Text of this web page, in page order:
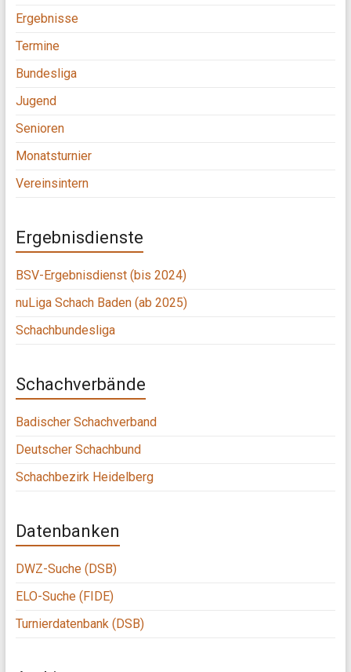
Ergebnisse
Termine
Bundesliga
Jugend
Senioren
Monatsturnier
Vereinsintern
Ergebnisdienste
BSV-Ergebnisdienst (bis 2024)
nuLiga Schach Baden (ab 2025)
Schachbundesliga
Schachverbände
Badischer Schachverband
Deutscher Schachbund
Schachbezirk Heidelberg
Datenbanken
DWZ-Suche (DSB)
ELO-Suche (FIDE)
Turnierdatenbank (DSB)